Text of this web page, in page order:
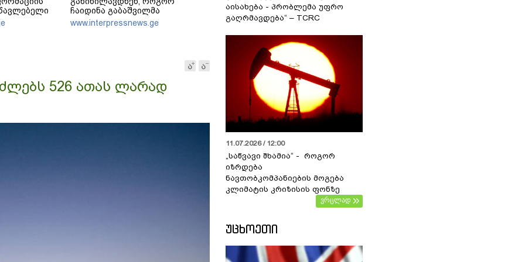
იყო
ჩაიდინა გაბაშვილმა
დანაშაული - ნიას მამა ამბობს,
რომ არასწორად მოიქცა, თუმცა
www.interpressnews.ge
526 ათას ლარად
აისახება - პრობლემა უფრო
გაღრმავდება“ – TCRC
11.07.2026 / 12:00
„საწვავი შხამია“ - როგორ
იზრდება
ნავთობკომპანიების მოგება
კლიმატის კრიზისის ფონზე
ვრცლად
ᲣᲪᲮᲝᲔᲗᲘ